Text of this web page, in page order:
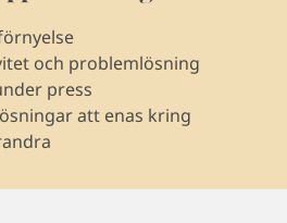
och problemlösning
press
att enas kring